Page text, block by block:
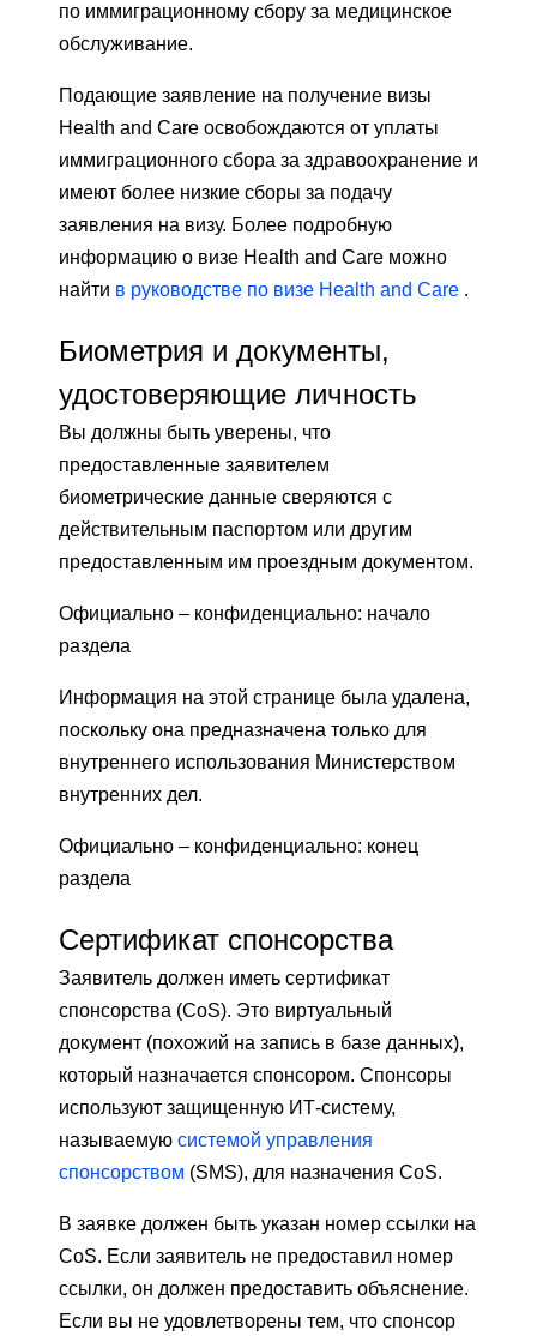
по иммиграционному сбору за медицинское
обслуживание.
Подающие заявление на получение визы
Health and Care освобождаются от уплаты
иммиграционного сбора за здравоохранение и
имеют более низкие сборы за подачу
заявления на визу. Более подробную
информацию о визе Health and Care можно
найти в руководстве по визе Health and Care .
Биометрия и документы,
удостоверяющие личность
Вы должны быть уверены, что
предоставленные заявителем
биометрические данные сверяются с
действительным паспортом или другим
предоставленным им проездным документом.
Официально – конфиденциально: начало
раздела
Информация на этой странице была удалена,
поскольку она предназначена только для
внутреннего использования Министерством
внутренних дел.
Официально – конфиденциально: конец
раздела
Сертификат спонсорства
Заявитель должен иметь сертификат
спонсорства (CoS). Это виртуальный
документ (похожий на запись в базе данных),
который назначается спонсором. Спонсоры
используют защищенную ИТ-систему,
называемую системой управления
спонсорством (SMS), для назначения CoS.
В заявке должен быть указан номер ссылки на
CoS. Если заявитель не предоставил номер
ссылки, он должен предоставить объяснение.
Если вы не удовлетворены тем, что спонсор